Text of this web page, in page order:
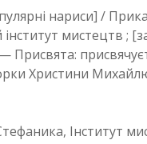
нариси] /
мистецтв ;
Присвята:
Христини
Інститут